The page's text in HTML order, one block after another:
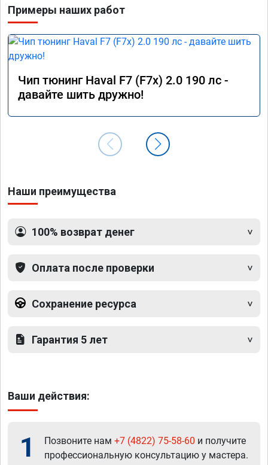
Примеры наших работ
Чип тюнинг Haval F7 (F7x) 2.0 190 лс -
давайте шить дружно!
Наши преимущества
100% возврат денег
Оплата после проверки
Сохранение ресурса
Гарантия 5 лет
Ваши действия:
1 Позвоните нам +7 (4822) 75-58-60 и получите
профессиональную консультацию у мастера.